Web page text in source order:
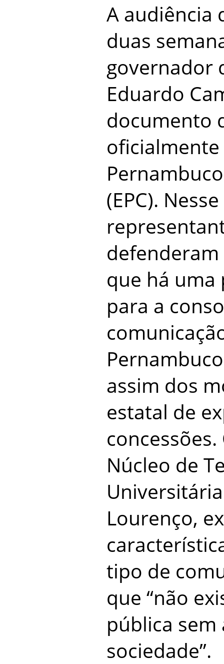
A audiência
duas
governador
Eduardo
documento
oficialmente
(EPC).
que há uma
para a
assim dos
estatal de
Núcleo de
Lourenço,
tipo de
que “não
pública
sociedade”.